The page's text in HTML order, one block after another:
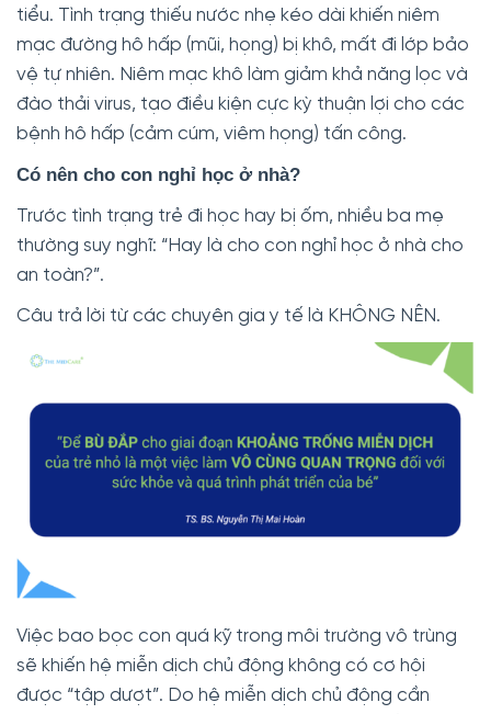
tiểu. Tình trạng thiếu nước nhẹ kéo dài khiến niêm
mạc đường hô hấp (mũi, họng) bị khô, mất đi lớp bảo
vệ tự nhiên. Niêm mạc khô làm giảm khả năng lọc và
đào thải virus, tạo điều kiện cực kỳ thuận lợi cho các
bệnh hô hấp (cảm cúm, viêm họng) tấn công.
Có nên cho con nghỉ học ở nhà?
Trước tình trạng trẻ đi học hay bị ốm, nhiều ba mẹ
thường suy nghĩ: “Hay là cho con nghỉ học ở nhà cho
an toàn?”.
Câu trả lời từ các chuyên gia y tế là KHÔNG NÊN.
Việc bao bọc con quá kỹ trong môi trường vô trùng
sẽ khiến hệ miễn dịch chủ động không có cơ hội
được “tập dượt”. Do hệ miễn dịch chủ động cần